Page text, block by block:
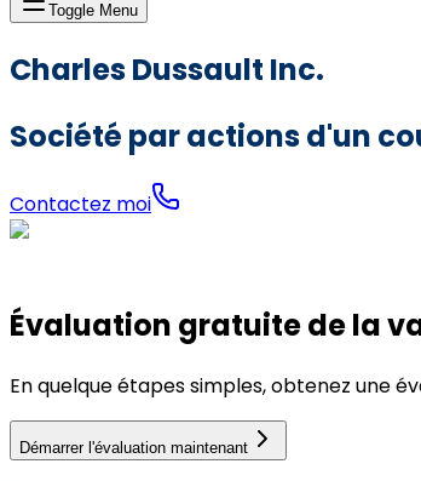
Toggle Menu
Charles Dussault Inc.
Société par actions d'un
Contactez moi
Évaluation gratuite de la
En quelque étapes simples, obtenez une
Démarrer l'évaluation maintenant